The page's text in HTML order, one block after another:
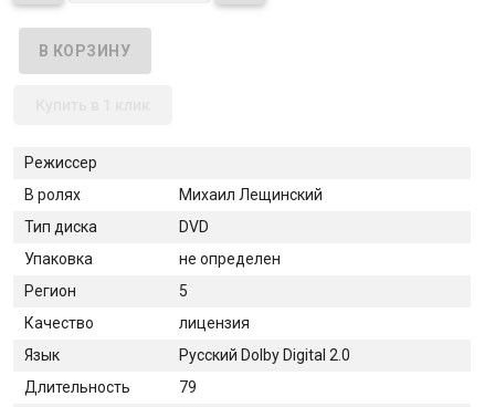
Режиссер
В ролях
Михаил Лещинский
Тип диска
DVD
Упаковка
не определен
Регион
5
Качество
лицензия
Язык
Русский Dolby Digital 2.0
Длительность
79